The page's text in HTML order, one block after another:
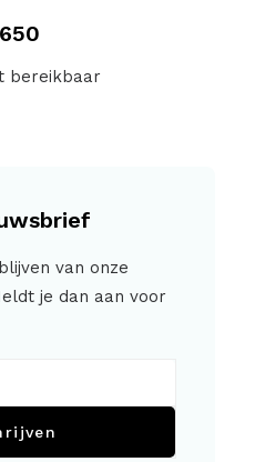
bereikbaar
van onze
je dan aan voor